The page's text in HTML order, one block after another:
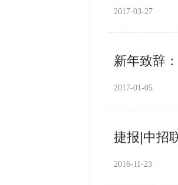
2017-03-27
新年致辞
2017-01-05
捷报|中招
2016-11-23